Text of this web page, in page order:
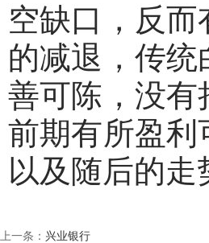
空缺口，反
的减退，传
善可陈，没有
前期有所盈利
以及随后的
上一条： 兴业银行